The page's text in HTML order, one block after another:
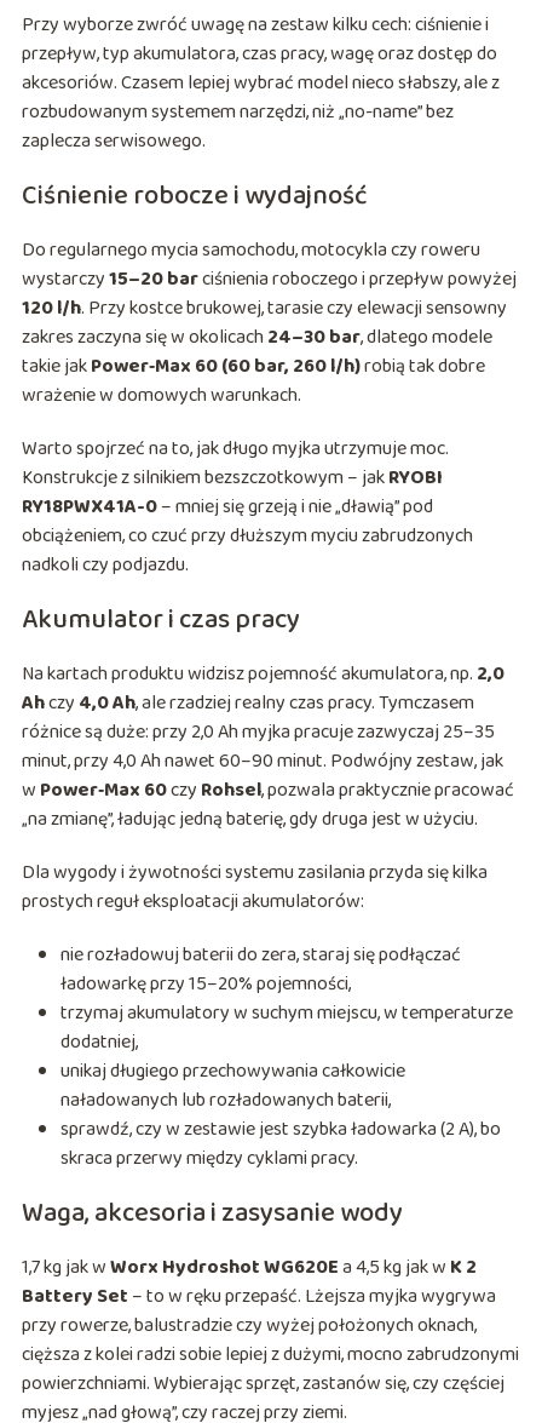
Przy wyborze zwróć uwagę na zestaw kilku cech: ciśnienie i
przepływ, typ akumulatora, czas pracy, wagę oraz dostęp do
akcesoriów. Czasem lepiej wybrać model nieco słabszy, ale z
rozbudowanym systemem narzędzi, niż „no-name” bez
zaplecza serwisowego.
Ciśnienie robocze i wydajność
Do regularnego mycia samochodu, motocykla czy roweru
wystarczy15–20 barciśnienia roboczego i przepływ powyżej
120 l/h. Przy kostce brukowej, tarasie czy elewacji sensowny
zakres zaczyna się w okolicach24–30 bar, dlatego modele
takie jakPower‑Max 60 (60 bar, 260 l/h)robią tak dobre
wrażenie w domowych warunkach.
Warto spojrzeć na to, jak długo myjka utrzymuje moc.
Konstrukcje z silnikiem bezszczotkowym – jakRYOBI
RY18PWX41A-0– mniej się grzeją i nie „dławią” pod
obciążeniem, co czuć przy dłuższym myciu zabrudzonych
nadkoli czy podjazdu.
Akumulator i czas pracy
Na kartach produktu widzisz pojemność akumulatora, np. 2,0
Ahczy 4,0 Ah, ale rzadziej realny czas pracy. Tymczasem
różnice są duże: przy 2,0 Ah myjka pracuje zazwyczaj 25–35
minut, przy 4,0 Ah nawet 60–90 minut. Podwójny zestaw, jak
w Power‑Max 60czy Rohsel, pozwala praktycznie pracować
„na zmianę”, ładując jedną baterię, gdy druga jest w użyciu.
Dla wygody i żywotności systemu zasilania przyda się kilka
prostych reguł eksploatacji akumulatorów:
nie rozładowuj baterii do zera, staraj się podłączać
ładowarkę przy 15–20% pojemności,
trzymaj akumulatory w suchym miejscu, w temperaturze
dodatniej,
unikaj długiego przechowywania całkowicie
naładowanych lub rozładowanych baterii,
sprawdź, czy w zestawie jest szybka ładowarka (2 A), bo
skraca przerwy między cyklami pracy.
Waga, akcesoria i zasysanie wody
1,7 kg jak wWorx Hydroshot WG620Ea 4,5 kg jak w K 2
Battery Set – to w ręku przepaść. Lżejsza myjka wygrywa
przy rowerze, balustradzie czy wyżej położonych oknach,
cięższa z kolei radzi sobie lepiej z dużymi, mocno zabrudzonymi
powierzchniami. Wybierając sprzęt, zastanów się, czy częściej
myjesz „nad głową”, czy raczej przy ziemi.